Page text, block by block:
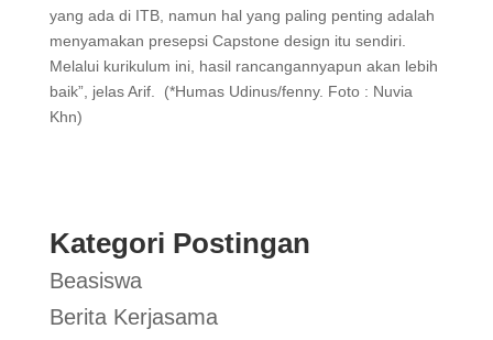
yang ada di ITB, namun hal yang paling penting adalah
menyamakan presepsi Capstone design itu sendiri.
Melalui kurikulum ini, hasil rancangannyapun akan lebih
baik”, jelas Arif. (*Humas Udinus/fenny. Foto : Nuvia
Khn)
Kategori Postingan
Beasiswa
Berita Kerjasama